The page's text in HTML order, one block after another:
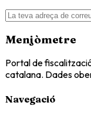
Menjòmetre
Portal de
catalana. Dades
Navegació